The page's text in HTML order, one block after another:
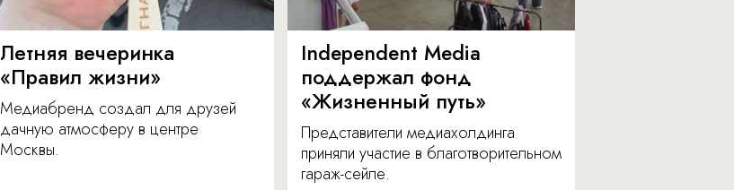
Летняя вечеринка
«Правил жизни»
Медиабренд создал для друзей
дачную атмосферу в центре
Москвы.
Independent Media
поддержал фонд
«Жизненный путь»
Представители медиахолдинга
приняли участие в благотворительном
гараж-сейле.